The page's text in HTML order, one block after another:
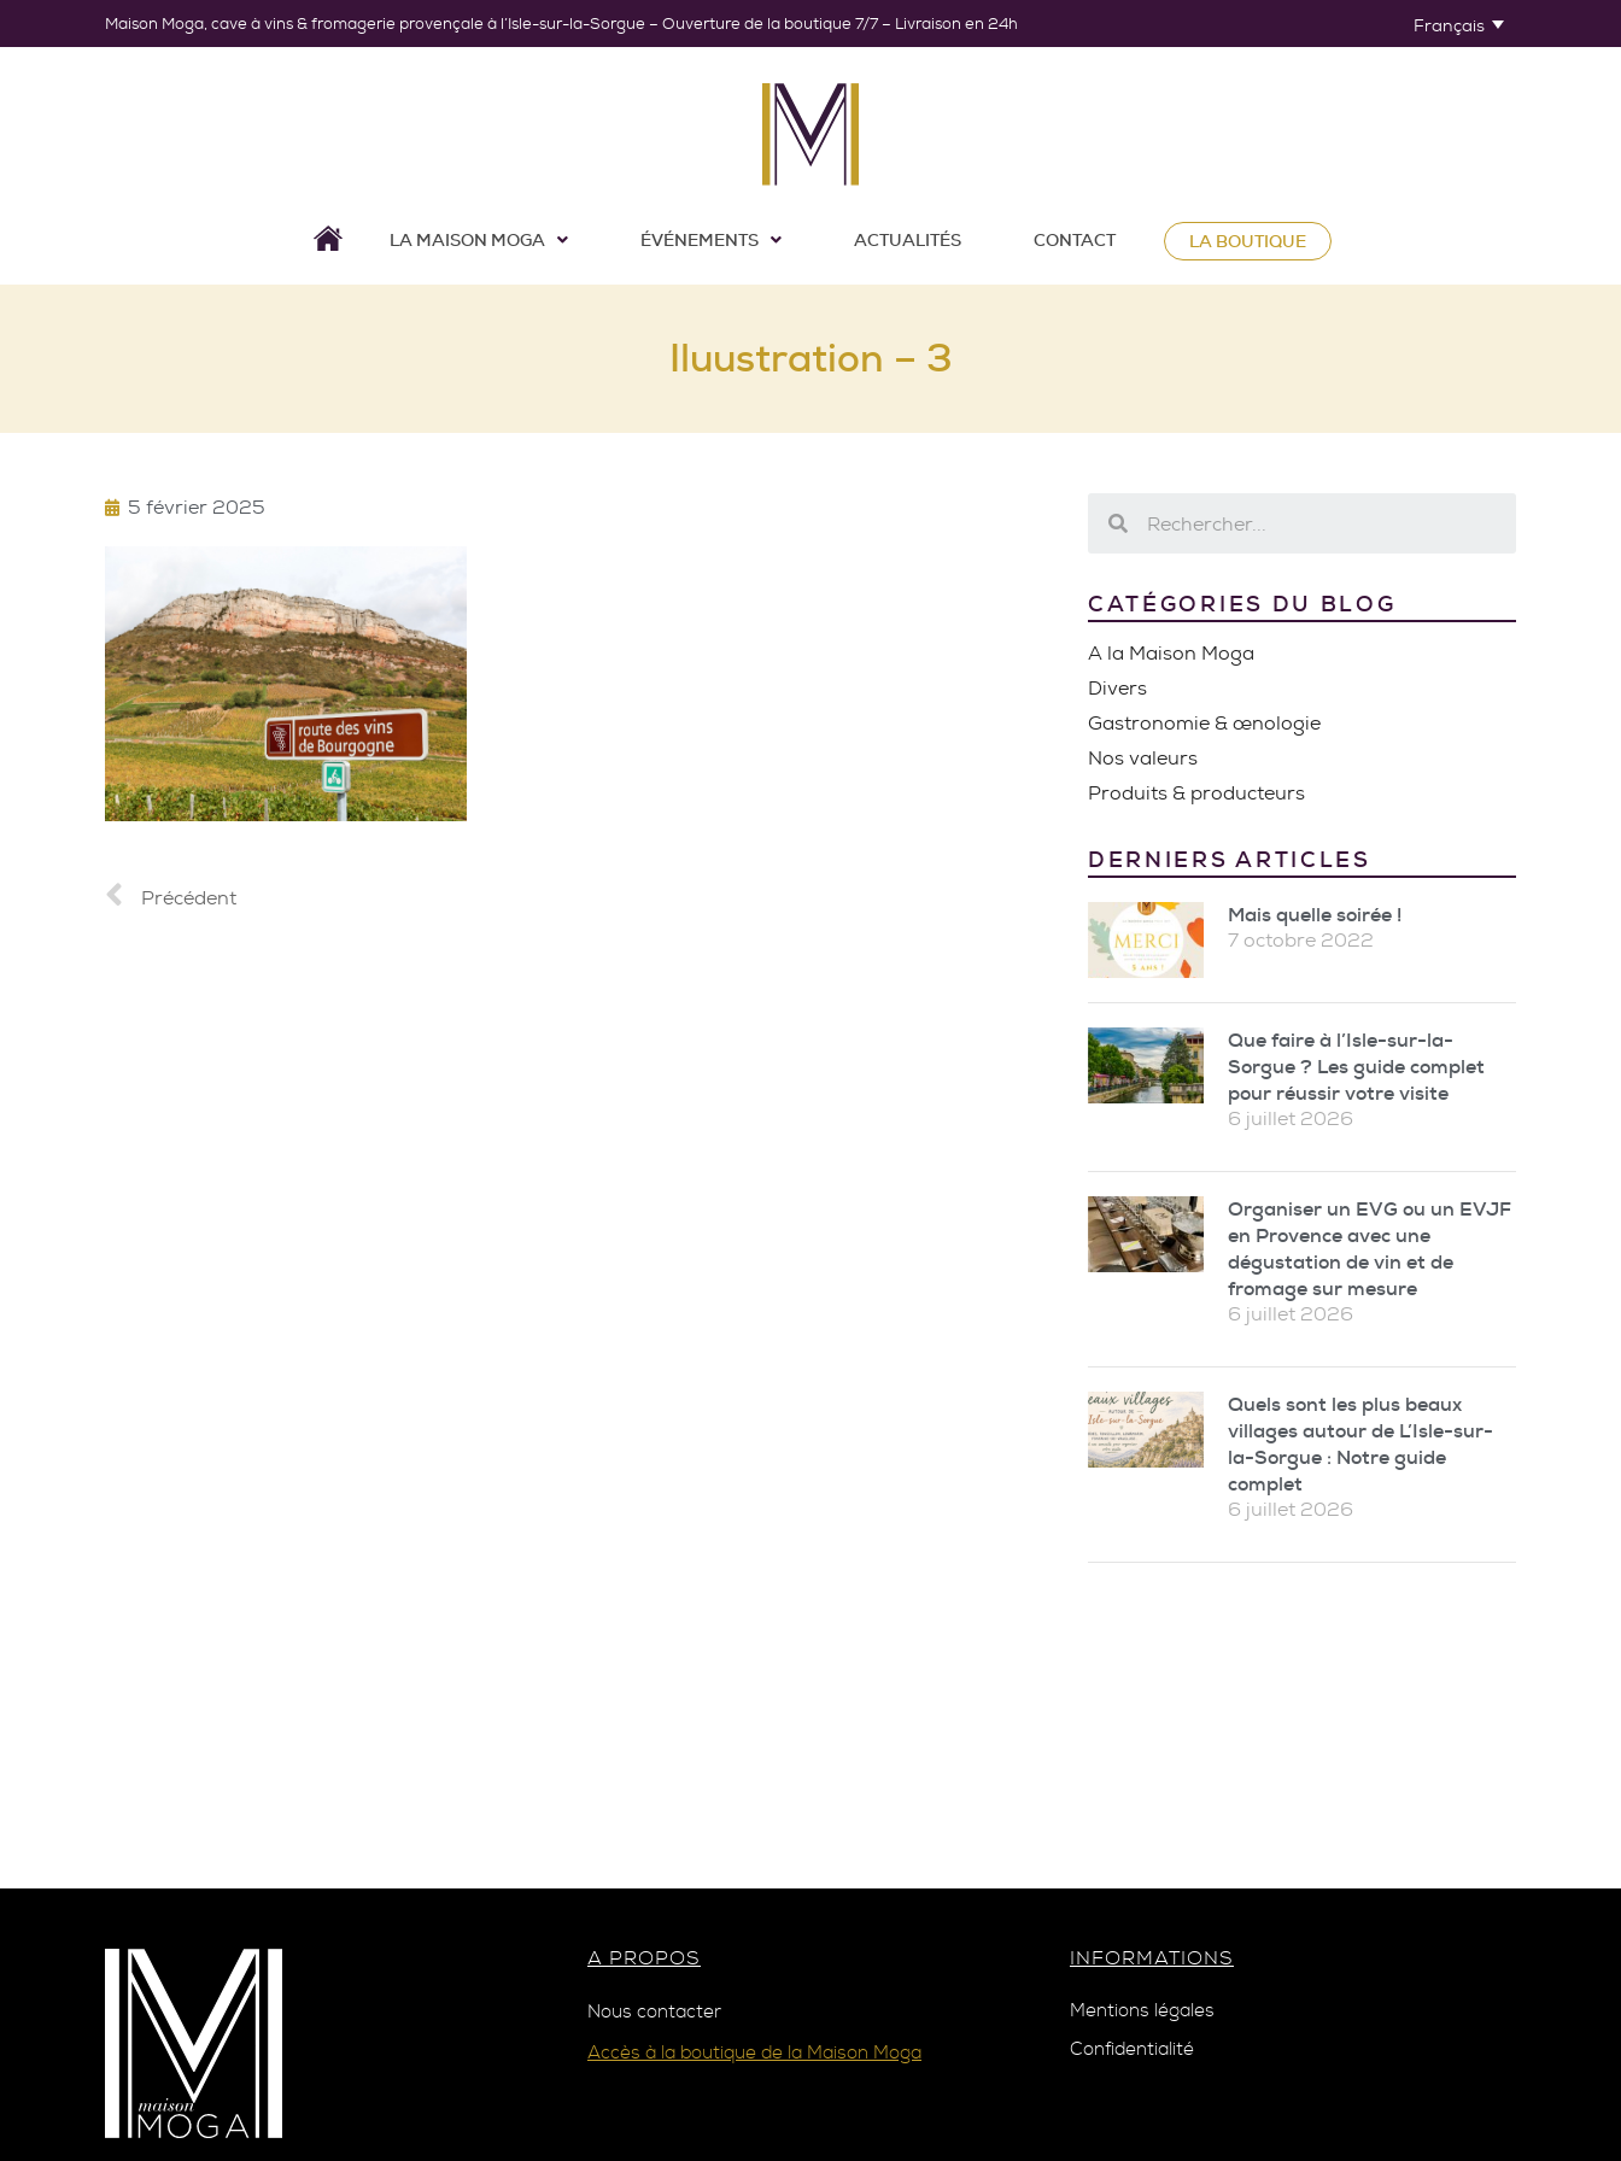
Maison Moga, cave à vins & fromagerie provençale à l’Isle-sur-la-Sorgue – Ouverture de la boutique 7/7 – Livraison en 24h Français
LA MAISON MOGA ÉVÉNEMENTS ACTUALITÉS CONTACT LA BOUTIQUE
Iluustration – 3
5 février 2025
Précédent
CATÉGORIES DU BLOG
A la Maison Moga
Divers
Gastronomie & œnologie
Nos valeurs
Produits & producteurs
DERNIERS ARTICLES
Mais quelle soirée !
7 octobre 2022
Que faire à l’Isle-sur-la-
Sorgue ? Les guide complet
pour réussir votre visite
6 juillet 2026
Organiser un EVG ou un EVJF
en Provence avec une
dégustation de vin et de
fromage sur mesure
6 juillet 2026
Quels sont les plus beaux
villages autour de L’Isle-sur-
la-Sorgue : Notre guide
complet
6 juillet 2026
A PROPOS
Nous contacter
Accès à la boutique de la Maison Moga
INFORMATIONS
Mentions légales
Confidentialité